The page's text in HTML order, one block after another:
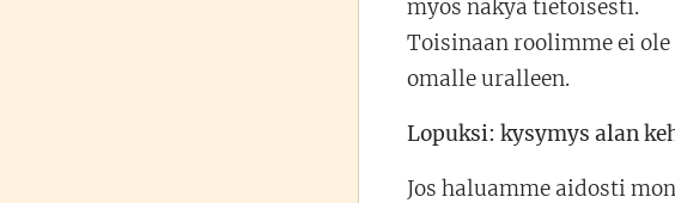
myös näkyä tietoisesti.
Toisinaan roolimme ei
omalle uralleen.
Lopuksi: kysymys alan
Jos haluamme aidosti